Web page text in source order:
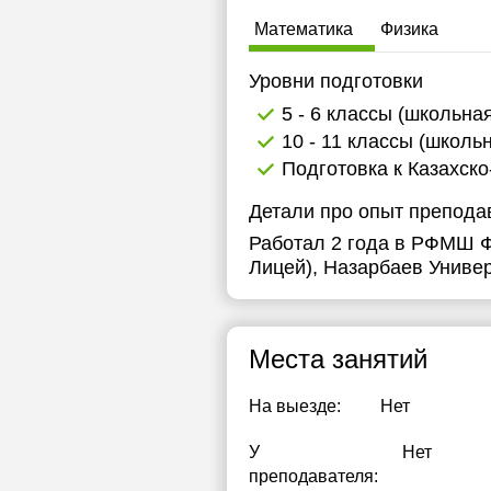
Математика Физика
Уровни подготовки
5 - 6 классы
10 - 11 классы
Подготовка к
Детали про опыт
Работал 2 года в РФМШ
Лицей), Назарбаев
Места занятий
На выезде: Нет
У
преподавателя:
Нет